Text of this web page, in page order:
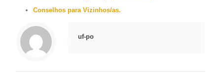
Conselhos para Vizinhos/as.
uf-po